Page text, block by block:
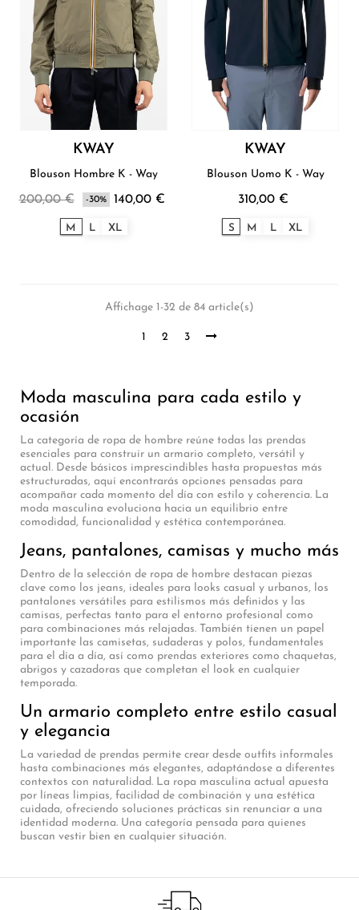
KWAY
Blouson Hombre K - Way
200,00 € -30% 140,00 €
M L XL
KWAY
Blouson Uomo K - Way
310,00 €
S M L XL
Affichage 1-32 de 84 article(s)
1 2 3
Moda masculina para cada estilo y
ocasión
La categoría de ropa de hombre reúne todas las prendas
esenciales para construir un armario completo, versátil y
actual. Desde básicos imprescindibles hasta propuestas más
estructuradas, aquí encontrarás opciones pensadas para
acompañar cada momento del día con estilo y coherencia. La
moda masculina evoluciona hacia un equilibrio entre
comodidad, funcionalidad y estética contemporánea.
Jeans, pantalones, camisas y mucho más
Dentro de la selección de ropa de hombre destacan piezas
clave como los jeans, ideales para looks casual y urbanos, los
pantalones versátiles para estilismos más definidos y las
camisas, perfectas tanto para el entorno profesional como
para combinaciones más relajadas. También tienen un papel
importante las camisetas, sudaderas y polos, fundamentales
para el día a día, así como prendas exteriores como chaquetas,
abrigos y cazadoras que completan el look en cualquier
temporada.
Un armario completo entre estilo casual
y elegancia
La variedad de prendas permite crear desde outfits informales
hasta combinaciones más elegantes, adaptándose a diferentes
contextos con naturalidad. La ropa masculina actual apuesta
por líneas limpias, facilidad de combinación y una estética
cuidada, ofreciendo soluciones prácticas sin renunciar a una
identidad moderna. Una categoría pensada para quienes
buscan vestir bien en cualquier situación.